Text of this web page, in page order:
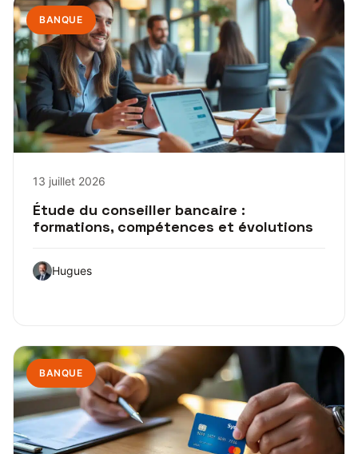
BANQUE
13 juillet 2026
Étude du conseiller bancaire :
formations, compétences et évolutions
Hugues
BANQUE